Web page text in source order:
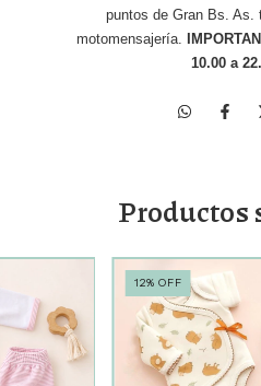
puntos de Gran Bs. As.
motomensajería.
10.00 a
Productos
12% OFF